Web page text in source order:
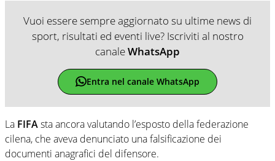
Vuoi essere sempre aggiornato su ultime news di
sport, risultati ed eventi live? Iscriviti al nostro
canaleWhatsApp
Entra nel canale WhatsApp
La FIFAsta ancora valutando l’esposto della federazione
cilena, che aveva denunciato una falsificazione dei
documenti anagrafici del difensore.